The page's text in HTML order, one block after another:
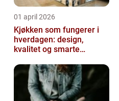
01 april 2026
Kjøkken som fungerer i
hverdagen: design,
kvalitet og smarte